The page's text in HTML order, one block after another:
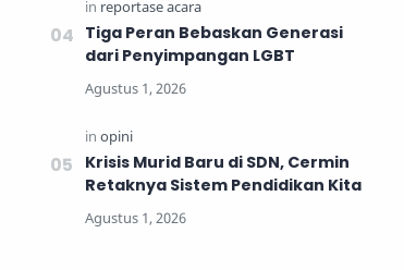
Tiga Peran Bebaskan Generasi
dari Penyimpangan LGBT
Krisis Murid Baru di SDN, Cermin
Retaknya Sistem Pendidikan Kita